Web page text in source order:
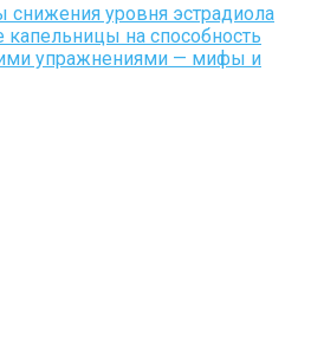
уровня эстрадиола
капельницы на способность
упражнениями — мифы и